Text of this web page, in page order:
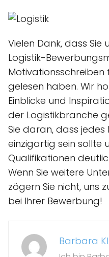
Vielen Dank, dass Sie
Logistik-
Motivationsschreiben
gelesen haben. Wir
Einblicke und
der Logistikbranche
Sie daran, dass
einzigartig sein sollte
Qualifikationen
Wenn Sie weitere
zögern Sie nicht, uns
bei Ihrer Bewerbung!
Barbara